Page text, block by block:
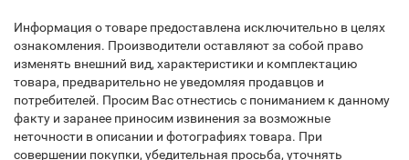
Информация о товаре предоставлена исключительно в целях
ознакомления. Производители оставляют за собой право
изменять внешний вид, характеристики и комплектацию
товара, предварительно не уведомляя продавцов и
потребителей. Просим Вас отнестись с пониманием к данному
факту и заранее приносим извинения за возможные
неточности в описании и фотографиях товара. При
совершении покупки, убедительная просьба, уточнять